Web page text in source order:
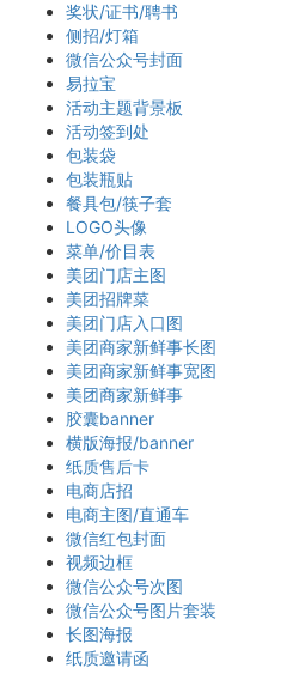
奖状/证书/聘书
侧招/灯箱
微信公众号封面
易拉宝
活动主题背景板
活动签到处
包装袋
包装瓶贴
餐具包/筷子套
LOGO头像
菜单/价目表
美团门店主图
美团招牌菜
美团门店入口图
美团商家新鲜事长图
美团商家新鲜事宽图
美团商家新鲜事
胶囊banner
横版海报/banner
纸质售后卡
电商店招
电商主图/直通车
微信红包封面
视频边框
微信公众号次图
微信公众号图片套装
长图海报
纸质邀请函